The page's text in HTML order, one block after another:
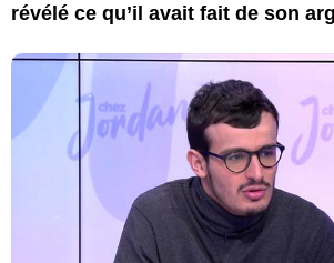
révélé ce qu’il avait fait de son